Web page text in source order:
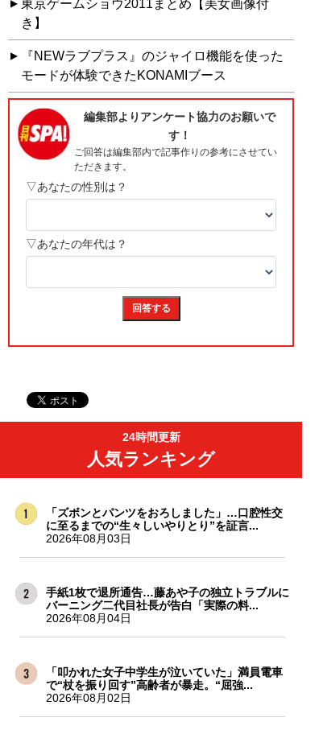
東京ゲームショウ2011まとめ【美女画像付
き】
『NEWラブプラス』のジャイロ機能を使った
モードが体験できたKONAMIブース
24時間更新
人気ランキング
「ズボンとパンツをおろしました」…口腔性交
に至るまでの“生々しいやりとり”を証言...
2026年08月03日
手紙1枚で退所通告…藤あや子の独立トラブルに
バーニング二代目社長が告白「実際の料...
2026年08月04日
「叩かれた女子中学生が泣いていた」満員電車
で“杖を振り回す”高齢者が暴走。“屈強...
2026年08月02日